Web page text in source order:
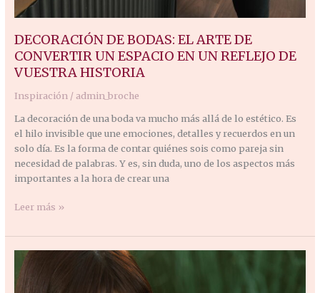
DECORACIÓN DE BODAS: EL ARTE DE
CONVERTIR UN ESPACIO EN UN REFLEJO DE
VUESTRA HISTORIA
Inspiración/ admin_broche
La decoración de una boda va mucho más allá de lo estético. Es
el hilo invisible que une emociones, detalles y recuerdos en un
solo día. Es la forma de contar quiénes sois como pareja sin
necesidad de palabras. Y es, sin duda, uno de los aspectos más
importantes a la hora de crear una
Leer más »
Live